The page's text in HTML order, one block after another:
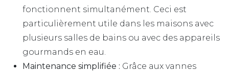
fonctionnent simultanément. Ceci est
particulièrement utile dans les maisons avec
plusieurs salles de bains ou avec des appareils
gourmands en eau.
Maintenance simplifiée : Grâce aux vannes